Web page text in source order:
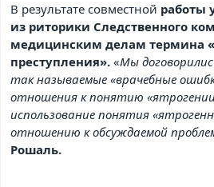
В результате совместной работы
из риторики Следственного
медицинским делам термина
преступления». «Мы
так называемые «врачебные
отношения к понятию
использование понятия
отношению к обсуждаемой
Рошаль.